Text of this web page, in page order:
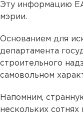
Эту информацию
мэрии.
Основанием для
департамента
строительного
самовольном
Напомним,
нескольких